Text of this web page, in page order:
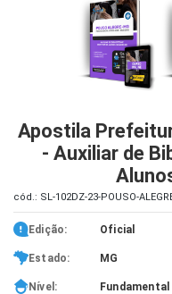
Apostila
- Auxiliar de
cód.: SL-102DZ-23-POUSO-
Edição: Oficial
Estado: MG
Nível: Fundamental